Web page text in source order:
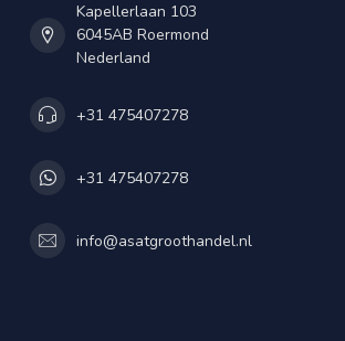
Kapellerlaan 103
6045AB Roermond
Nederland
+31 475407278
+31 475407278
info@asatgroothandel.nl